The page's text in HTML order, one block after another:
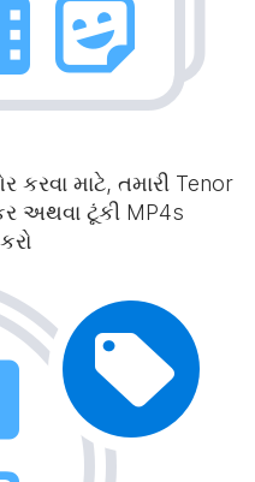
કરવા માટે, તમારી Tenor
અથવા ટૂંકી MP4s